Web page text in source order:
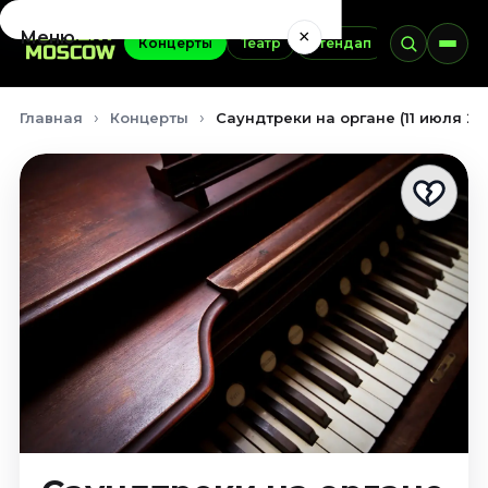
Концерты Театр Стендап Выставки
Меню ×
Сентябрь 2026
Октябрь 2026
Ноябрь 2026
Декабрь 2026
Январь 2027
Театр
Август 2026
Сентябрь 2026
Октябрь 2026
Ноябрь 2026
Главная Концерты Саундтреки на органе (11 июля